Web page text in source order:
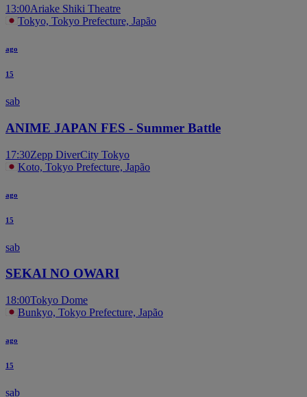
13:00Ariake Shiki Theatre
Tokyo, Tokyo Prefecture, Japão
ago
15
sab
ANIME JAPAN FES - Summer Battle
17:30Zepp DiverCity Tokyo
Koto, Tokyo Prefecture, Japão
ago
15
sab
SEKAI NO OWARI
18:00Tokyo Dome
Bunkyo, Tokyo Prefecture, Japão
ago
15
sab